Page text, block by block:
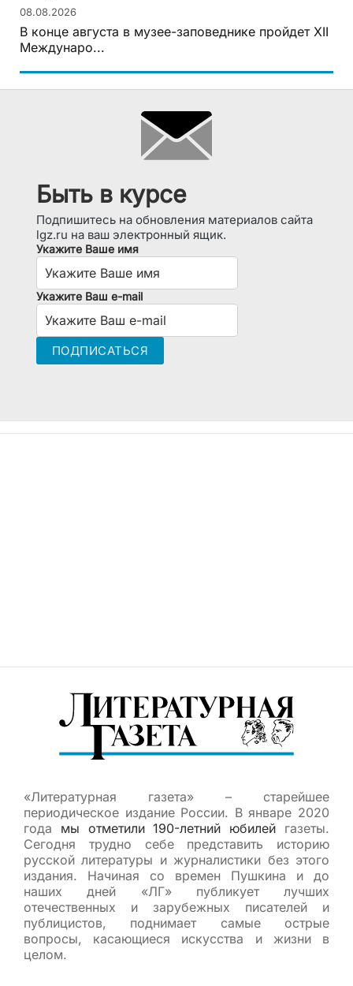
08.08.2026
В конце августа в музее-заповеднике пройдет XII
Междунаро...
Быть в курсе
Подпишитесь на обновления материалов сайта
lgz.ru на ваш электронный ящик.
Укажите Ваше имя
Укажите Ваш e-mail
«Литературная газета» – старейшее
периодическое издание России. В январе 2020
года мы отметили 190-летний юбилей газеты.
Сегодня трудно себе представить историю
русской литературы и журналистики без этого
издания. Начиная со времен Пушкина и до
наших дней «ЛГ» публикует лучших
отечественных и зарубежных писателей и
публицистов, поднимает самые острые
вопросы, касающиеся искусства и жизни в
целом.